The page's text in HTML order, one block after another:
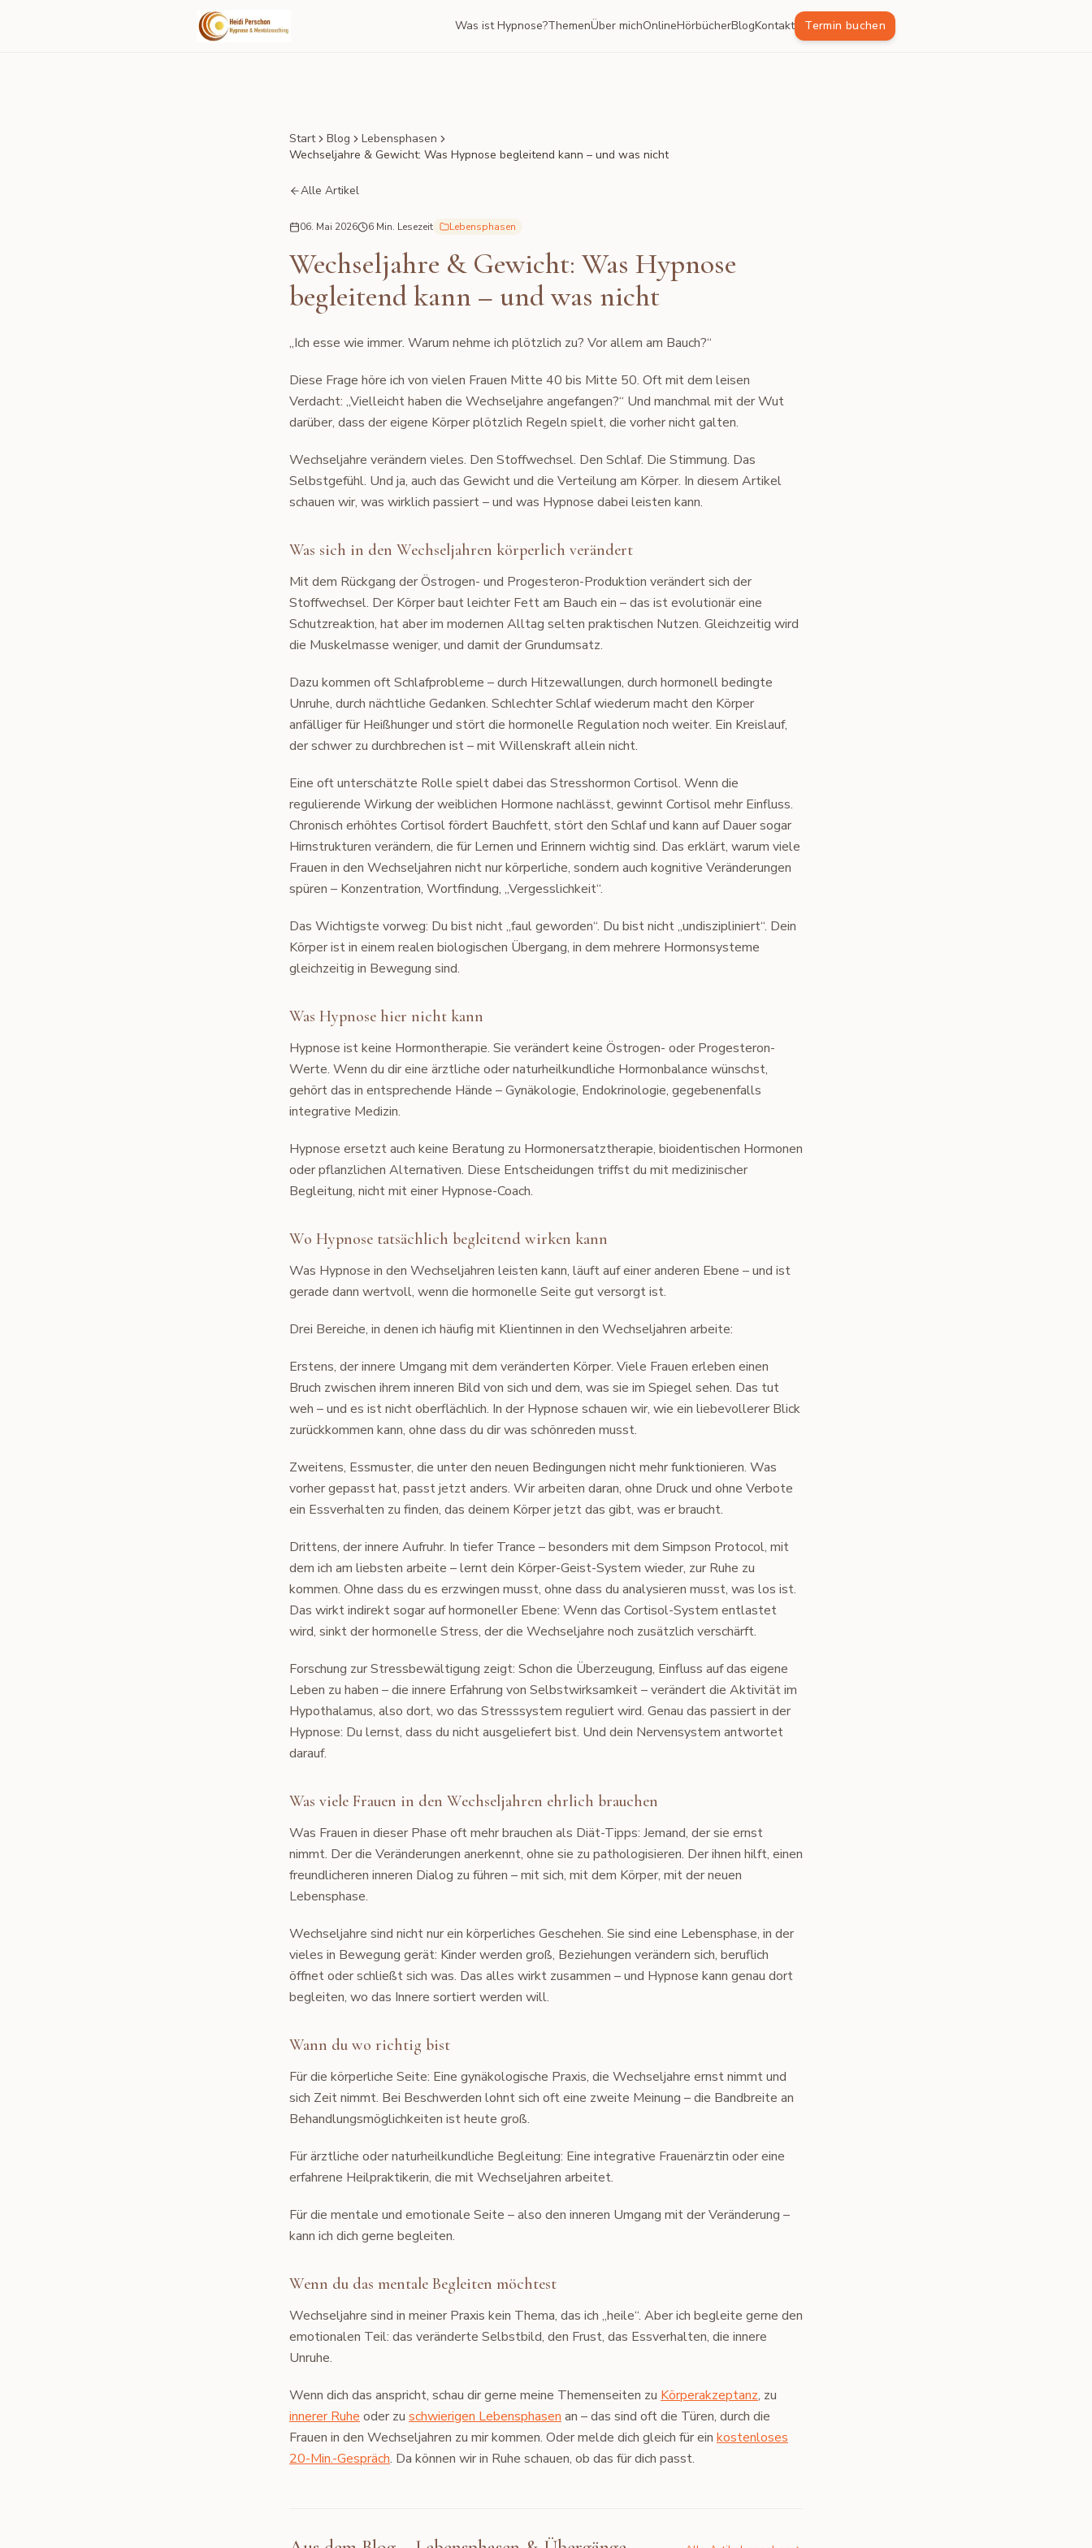
Was ist Hypnose?ThemenÜber michOnlineHörbücherBlogKontakt Termin buchen
Start Blog
Lebensphasen
Wechseljahre & Gewicht: Was Hypnose begleitend kann – und was nicht
Alle Artikel
06. Mai 2026 6 Min. Lesezeit Lebensphasen
Wechseljahre & Gewicht: Was Hypnose
begleitend kann – und was nicht
„Ich esse wie immer. Warum nehme ich plötzlich zu? Vor allem am Bauch?“
Diese Frage höre ich von vielen Frauen Mitte 40 bis Mitte 50. Oft mit dem leisen
Verdacht: „Vielleicht haben die Wechseljahre angefangen?“ Und manchmal mit der Wut
darüber, dass der eigene Körper plötzlich Regeln spielt, die vorher nicht galten.
Wechseljahre verändern vieles. Den Stoffwechsel. Den Schlaf. Die Stimmung. Das
Selbstgefühl. Und ja, auch das Gewicht und die Verteilung am Körper. In diesem Artikel
schauen wir, was wirklich passiert – und was Hypnose dabei leisten kann.
Was sich in den Wechseljahren körperlich verändert
Mit dem Rückgang der Östrogen- und Progesteron-Produktion verändert sich der
Stoffwechsel. Der Körper baut leichter Fett am Bauch ein – das ist evolutionär eine
Schutzreaktion, hat aber im modernen Alltag selten praktischen Nutzen. Gleichzeitig wird
die Muskelmasse weniger, und damit der Grundumsatz.
Dazu kommen oft Schlafprobleme – durch Hitzewallungen, durch hormonell bedingte
Unruhe, durch nächtliche Gedanken. Schlechter Schlaf wiederum macht den Körper
anfälliger für Heißhunger und stört die hormonelle Regulation noch weiter. Ein Kreislauf,
der schwer zu durchbrechen ist – mit Willenskraft allein nicht.
Eine oft unterschätzte Rolle spielt dabei das Stresshormon Cortisol. Wenn die
regulierende Wirkung der weiblichen Hormone nachlässt, gewinnt Cortisol mehr Einfluss.
Chronisch erhöhtes Cortisol fördert Bauchfett, stört den Schlaf und kann auf Dauer sogar
Hirnstrukturen verändern, die für Lernen und Erinnern wichtig sind. Das erklärt, warum viele
Frauen in den Wechseljahren nicht nur körperliche, sondern auch kognitive Veränderungen
spüren – Konzentration, Wortfindung, „Vergesslichkeit“.
Das Wichtigste vorweg: Du bist nicht „faul geworden“. Du bist nicht „undiszipliniert“. Dein
Körper ist in einem realen biologischen Übergang, in dem mehrere Hormonsysteme
gleichzeitig in Bewegung sind.
Was Hypnose hier nicht kann
Hypnose ist keine Hormontherapie. Sie verändert keine Östrogen- oder Progesteron-
Werte. Wenn du dir eine ärztliche oder naturheilkundliche Hormonbalance wünschst,
gehört das in entsprechende Hände – Gynäkologie, Endokrinologie, gegebenenfalls
integrative Medizin.
Hypnose ersetzt auch keine Beratung zu Hormonersatztherapie, bioidentischen Hormonen
oder pflanzlichen Alternativen. Diese Entscheidungen triffst du mit medizinischer
Begleitung, nicht mit einer Hypnose-Coach.
Wo Hypnose tatsächlich begleitend wirken kann
Was Hypnose in den Wechseljahren leisten kann, läuft auf einer anderen Ebene – und ist
gerade dann wertvoll, wenn die hormonelle Seite gut versorgt ist.
Drei Bereiche, in denen ich häufig mit Klientinnen in den Wechseljahren arbeite:
Erstens, der innere Umgang mit dem veränderten Körper. Viele Frauen erleben einen
Bruch zwischen ihrem inneren Bild von sich und dem, was sie im Spiegel sehen. Das tut
weh – und es ist nicht oberflächlich. In der Hypnose schauen wir, wie ein liebevollerer Blick
zurückkommen kann, ohne dass du dir was schönreden musst.
Zweitens, Essmuster, die unter den neuen Bedingungen nicht mehr funktionieren. Was
vorher gepasst hat, passt jetzt anders. Wir arbeiten daran, ohne Druck und ohne Verbote
ein Essverhalten zu finden, das deinem Körper jetzt das gibt, was er braucht.
Drittens, der innere Aufruhr. In tiefer Trance – besonders mit dem Simpson Protocol, mit
dem ich am liebsten arbeite – lernt dein Körper-Geist-System wieder, zur Ruhe zu
kommen. Ohne dass du es erzwingen musst, ohne dass du analysieren musst, was los ist.
Das wirkt indirekt sogar auf hormoneller Ebene: Wenn das Cortisol-System entlastet
wird, sinkt der hormonelle Stress, der die Wechseljahre noch zusätzlich verschärft.
Forschung zur Stressbewältigung zeigt: Schon die Überzeugung, Einfluss auf das eigene
Leben zu haben – die innere Erfahrung von Selbstwirksamkeit – verändert die Aktivität im
Hypothalamus, also dort, wo das Stresssystem reguliert wird. Genau das passiert in der
Hypnose: Du lernst, dass du nicht ausgeliefert bist. Und dein Nervensystem antwortet
darauf.
Was viele Frauen in den Wechseljahren ehrlich brauchen
Was Frauen in dieser Phase oft mehr brauchen als Diät-Tipps: Jemand, der sie ernst
nimmt. Der die Veränderungen anerkennt, ohne sie zu pathologisieren. Der ihnen hilft, einen
freundlicheren inneren Dialog zu führen – mit sich, mit dem Körper, mit der neuen
Lebensphase.
Wechseljahre sind nicht nur ein körperliches Geschehen. Sie sind eine Lebensphase, in der
vieles in Bewegung gerät: Kinder werden groß, Beziehungen verändern sich, beruflich
öffnet oder schließt sich was. Das alles wirkt zusammen – und Hypnose kann genau dort
begleiten, wo das Innere sortiert werden will.
Wann du wo richtig bist
Für die körperliche Seite: Eine gynäkologische Praxis, die Wechseljahre ernst nimmt und
sich Zeit nimmt. Bei Beschwerden lohnt sich oft eine zweite Meinung – die Bandbreite an
Behandlungsmöglichkeiten ist heute groß.
Für ärztliche oder naturheilkundliche Begleitung: Eine integrative Frauenärztin oder eine
erfahrene Heilpraktikerin, die mit Wechseljahren arbeitet.
Für die mentale und emotionale Seite – also den inneren Umgang mit der Veränderung –
kann ich dich gerne begleiten.
Wenn du das mentale Begleiten möchtest
Wechseljahre sind in meiner Praxis kein Thema, das ich „heile“. Aber ich begleite gerne den
emotionalen Teil: das veränderte Selbstbild, den Frust, das Essverhalten, die innere
Unruhe.
Wenn dich das anspricht, schau dir gerne meine Themenseiten zu Körperakzeptanz, zu
innerer Ruhe oder zu schwierigen Lebensphasen an – das sind oft die Türen, durch die
Frauen in den Wechseljahren zu mir kommen. Oder melde dich gleich für ein kostenloses
20-Min.-Gespräch. Da können wir in Ruhe schauen, ob das für dich passt.